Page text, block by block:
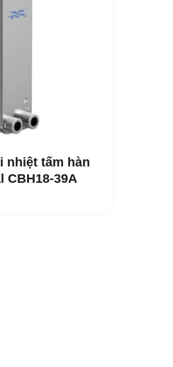
nhiệt tấm hàn
CBH18-39A